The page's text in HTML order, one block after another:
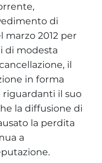
di
marzo 2012 per
di modesta
il
in forma
il suo
la diffusione di
la perdita
a